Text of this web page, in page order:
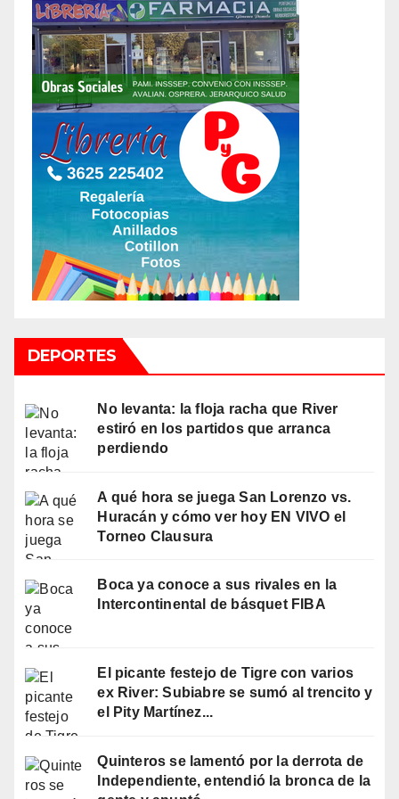
DEPORTES
No levanta: la floja racha que River
estiró en los partidos que arranca
perdiendo
A qué hora se juega San Lorenzo vs.
Huracán y cómo ver hoy EN VIVO el
Torneo Clausura
Boca ya conoce a sus rivales en la
Intercontinental de básquet FIBA
El picante festejo de Tigre con varios
ex River: Subiabre se sumó al trencito y
el Pity Martínez...
Quinteros se lamentó por la derrota de
Independiente, entendió la bronca de la